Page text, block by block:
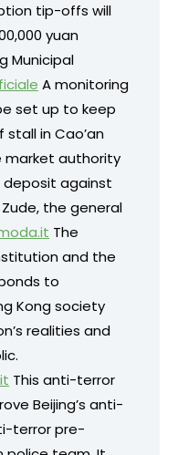
tip-offs will
yuan
Municipal
A monitoring
set up to keep
in Cao’an
market authority
deposit against
the general
The
and the
to
Kong society
realities and
This anti-terror
Beijing’s anti-
terror pre-